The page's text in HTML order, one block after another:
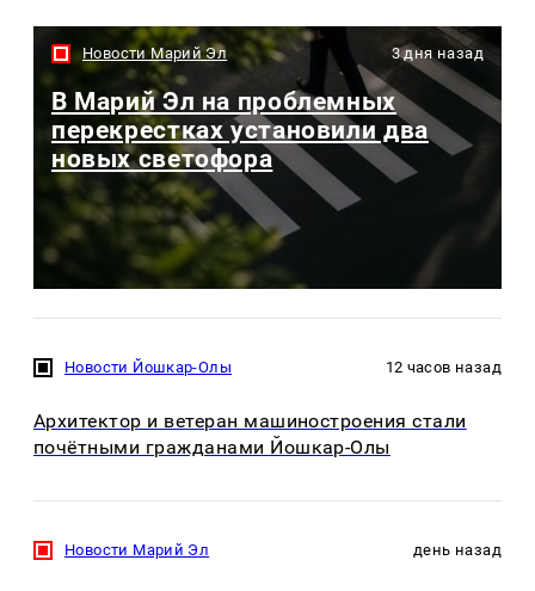
Новости Марий Эл 3 дня назад
В Марий Эл на проблемных
перекрестках установили два
новых светофора
Новости Йошкар-Олы 12 часов назад
Архитектор и ветеран машиностроения стали
почётными гражданами Йошкар-Олы
Новости Марий Эл день назад